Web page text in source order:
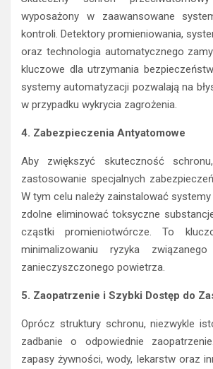
wyposażony w zaawansowane
kontroli. Detektory promieniowania,
oraz technologia automatycznego
kluczowe dla utrzymania
systemy automatyzacji pozwalają na
w przypadku wykrycia zagrożenia.
4. Zabezpieczenia Antyatomowe
Aby zwiększyć skuteczność
zastosowanie specjalnych
W tym celu należy zainstalować
zdolne eliminować toksyczne
cząstki promieniotwórcze. To
minimalizowaniu ryzyka
zanieczyszczonego powietrza.
5. Zaopatrzenie i Szybki Dostęp do
Oprócz struktury schronu, niezwykle
zadbanie o odpowiednie
zapasy żywności, wody, lekarstw oraz